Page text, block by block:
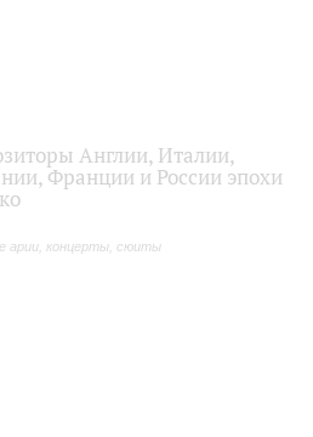
Англии, Италии,
Франции и России эпохи
арии, концерты, сюиты